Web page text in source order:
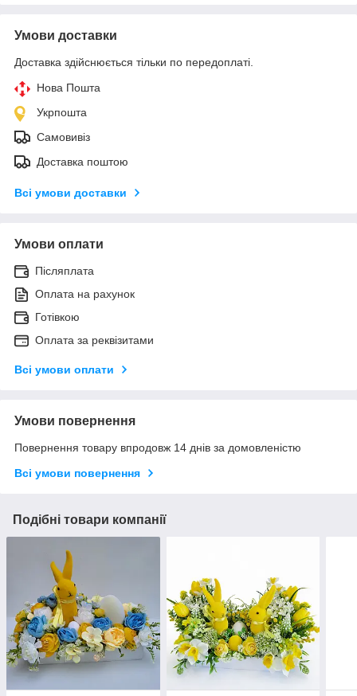
Умови доставки
Доставка здійснюється тільки по передоплаті.
Нова Пошта
Укрпошта
Самовивіз
Доставка поштою
Всі умови доставки
Умови оплати
Післяплата
Оплата на рахунок
Готівкою
Оплата за реквізитами
Всі умови оплати
Умови повернення
Повернення товару впродовж 14 днів за домовленістю
Всі умови повернення
Подібні товари компанії